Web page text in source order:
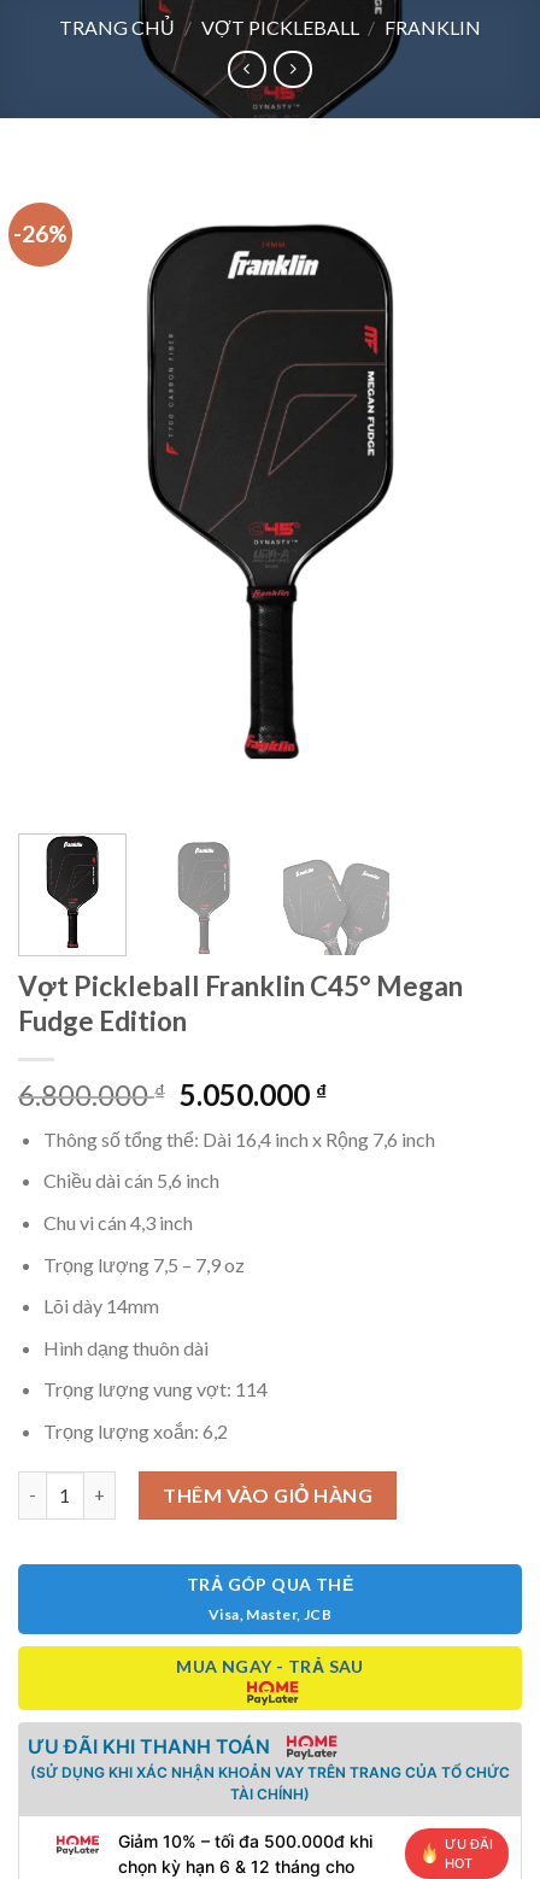
TRANG CHỦ / VỢT PICKLEBALL / FRANKLIN
-26%
Vợt Pickleball Franklin C45° Megan
Fudge Edition
6.800.000₫ Giá
gốc
là:
6.800.000 ₫.
5.050.000 ₫Giá
hiện
tại
Thông số tổng thể: Dài 16,4 inch x Rộng 7,6 inch
Chiều dài cán 5,6 inch
Chu vi cán 4,3 inch
Trọng lượng 7,5 – 7,9 oz
Lõi dày 14mm
Hình dạng thuôn dài
Trọng lượng vung vợt: 114
Trọng lượng xoắn: 6,2
Vợt Pickleball Franklin C45° Megan Fudge Edition số lượng
THÊM VÀO GIỎ HÀNG
TRẢ GÓP QUA THẺ
Visa, Master, JCB
MUA NGAY - TRẢ SAU
ƯU ĐÃI KHI THANH TOÁN
(SỬ DỤNG KHI XÁC NHẬN KHOẢN VAY TRÊN TRANG CỦA TỔ CHỨC
TÀI CHÍNH)
Giảm 10% – tối đa 500.000đ khi
chọn kỳ hạn 6 & 12 tháng cho
ƯU ĐÃI
HOT